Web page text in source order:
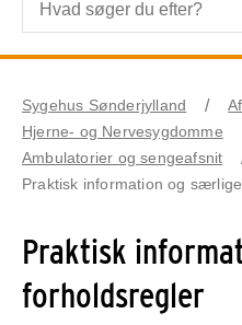
Sygehus Sønderjylland
Hjerne- og Nervesygdomme
Ambulatorier og sengeafsnit
Praktisk information og
Praktisk
forholdsregler